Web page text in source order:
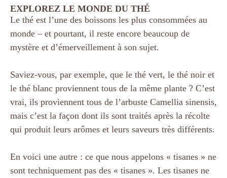
EXPLOREZ LE MONDE DU THÉ
Le thé est l’une des boissons les plus consommées au
monde – et pourtant, il reste encore beaucoup de
mystère et d’émerveillement à son sujet.
Saviez-vous, par exemple, que le thé vert, le thé noir et
le thé blanc proviennent tous de la même plante ? C’est
vrai, ils proviennent tous de l’arbuste Camellia sinensis,
mais c’est la façon dont ils sont traités après la récolte
qui produit leurs arômes et leurs saveurs très différents.
En voici une autre : ce que nous appelons « tisanes » ne
sont techniquement pas des « tisanes ». Les tisanes ne